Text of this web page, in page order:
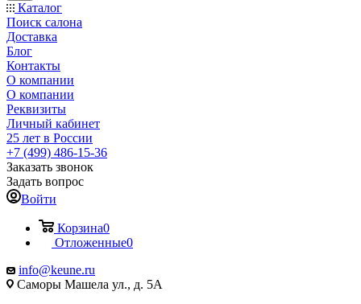
Каталог
Поиск салона
Доставка
Блог
Контакты
О компании
О компании
Реквизиты
Личный кабинет
25 лет в России
+7 (499) 486-15-36
Заказать звонок
Задать вопрос
Войти
Корзина0
Отложенные0
info@keune.ru
Саморы Машела ул., д. 5А